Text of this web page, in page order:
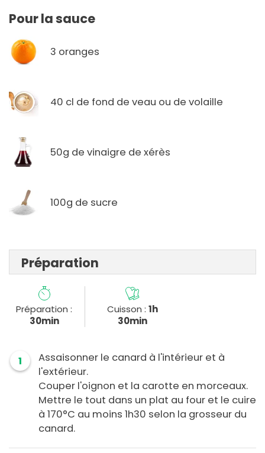
Pour la sauce
3 oranges
40 cl de fond de veau ou de volaille
50g de vinaigre de xérès
100g de sucre
Préparation
Préparation :
30min
Cuisson : 1h
30min
1
Assaisonner le canard à l'intérieur et à
l'extérieur.
Couper l'oignon et la carotte en morceaux.
Mettre le tout dans un plat au four et le cuire
à 170°C au moins 1h30 selon la grosseur du
canard.